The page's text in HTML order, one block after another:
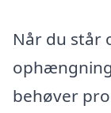
Når du står
behøver